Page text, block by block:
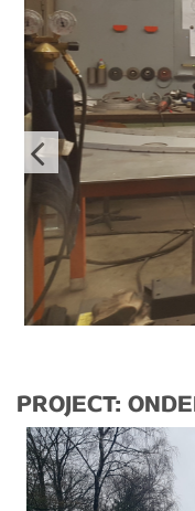
PROJECT: